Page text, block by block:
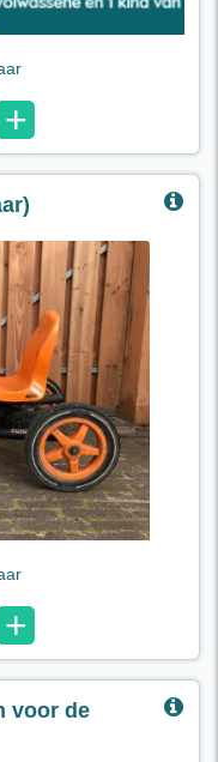
+
Skelter Buddy Pro,
van 3 tot 8 jaar
Prijs € 11,95 per dag
+
voor de